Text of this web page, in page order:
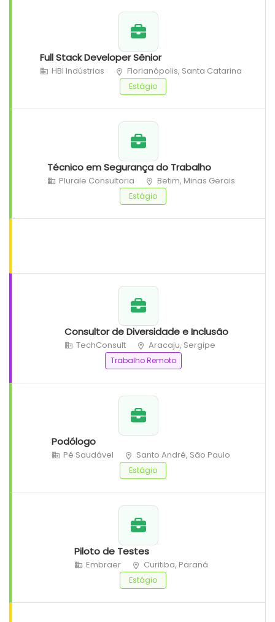
Full Stack Developer Sênior
HBI Indústrias Florianópolis, Santa Catarina
Estágio
Técnico em Segurança do Trabalho
Plurale Consultoria Betim, Minas Gerais
Estágio
Consultor de Diversidade e Inclusão
TechConsult Aracaju, Sergipe
Trabalho Remoto
Podólogo
Pé Saudável Santo André, São Paulo
Estágio
Piloto de Testes
Embraer Curitiba, Paraná
Estágio